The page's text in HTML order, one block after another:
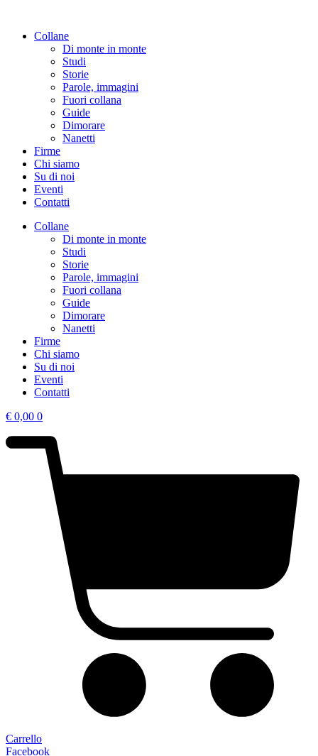
contenutoCollane
Di monte in monte
Studi
Storie
Parole, immagini
Fuori collana
Guide
Dimorare
Nanetti
Firme
Chi siamo
Su di noi
Eventi
Contatti
Collane
Di monte in monte
Studi
Storie
Parole, immagini
Fuori collana
Guide
Dimorare
Nanetti
Firme
Chi siamo
Su di noi
Eventi
Contatti
€ 0,00 0
Carrello
Facebook